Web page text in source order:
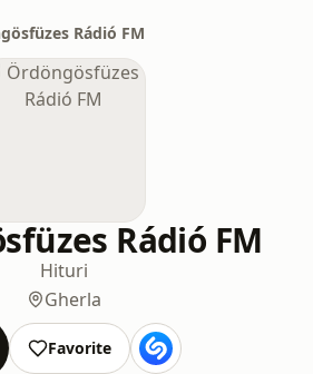
Rádió FM
Rádió FM
Hituri
Gherla
Favorite